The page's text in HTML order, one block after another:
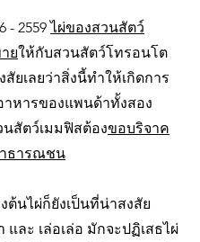
- 2559 ไผ่ของสวนสัตว์
ยให้กับสวนสัตว์โทรอนโต
สัยเลยว่าสิ่งนี้ทำให้เกิดการ
หารของแพนด้าทั้งสอง
นสัตว์เมมฟิสต้องขอบริจาค
ธารณชน
นไผ่ก็ยังเป็นที่น่าสงสัย
และ เล่อเล่อ มักจะปฏิเสธไผ่